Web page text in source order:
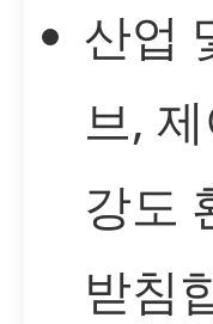
산업
브,
강도
받침